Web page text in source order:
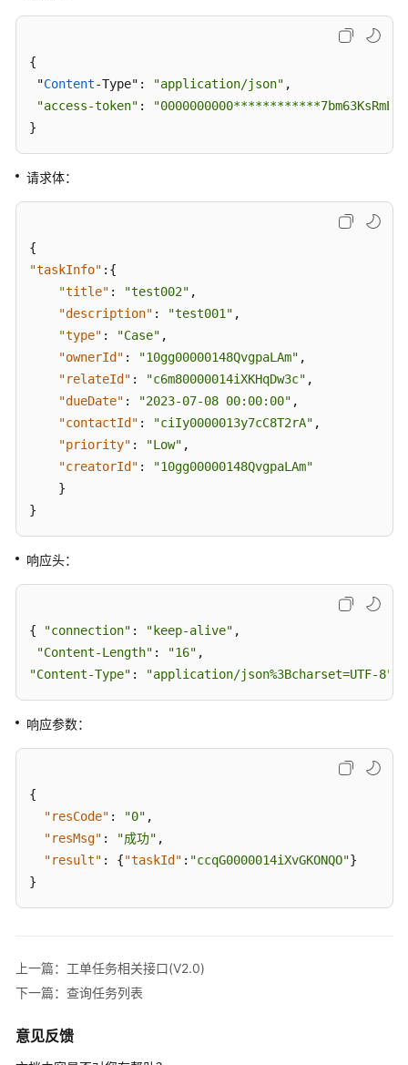
接
客
端
功
能
集
成
智
能
质
检
Survey
口
Case2.0
工
工
单
鉴
配
口
（V2.0）
{
"Content-Type": "application/json" ,
"access-token" :
}
请求体：
{
"taskInfo" : {
"title" : "test002" ,
"description" : "test001" ,
"type" : "Case" ,
"ownerId" : "10gg00000148QvgpaLAm" ,
"relateId" : "c6m80000014iXKHqDw3c" ,
"dueDate" : "2023-07-08 00:00:00" ,
"contactId" : "ciIy0000013y7cC8T2rA" ,
"priority" : "Low" ,
"creatorId" :
"10gg00000148QvgpaLAm"
}
}
响应头：
{ "connection" : "keep-alive" ,
"Content-Length" : "16"
"Content-Type" : "application/json%3Bcharset=UTF-8"
响应参数：
{
"resCode" : "0" ,
"resMsg" : "成功" ,
"result" : {"taskId" : "ccqG0000014iXvGKONQO"}
}
上一篇：工单任务相关接口(V2.0)
下一篇：查询任务列表
意见反馈